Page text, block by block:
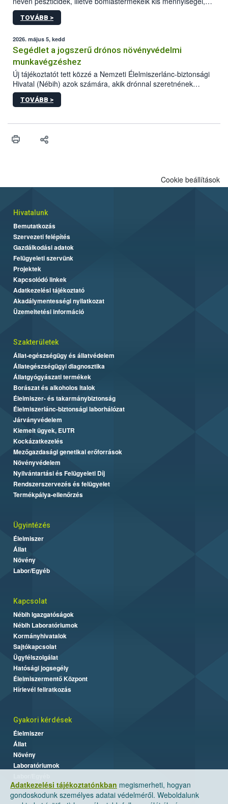
melyek a terményekben vagy azok felületén a betakarítást,
szüretelést, illetve tárolást követően is megmaradhatnak. Az
mennyiségének esetenként a kezelt terményeken is jelen kell
lennie. Nem minden élelmiszer tartalmaz szermaradékot.
Azokban az élelmiszerekben is, melyekben kimutathatóak,
általában csak nagyon kis mennyiségben vannak jelen, így nem
jelenthetnek kockázatot a fogyasztó egészségére nézve.
TOVÁBB >
2026. május 5, kedd
Segédlet a jogszerű drónos növényvédelmi
munkavégzéshez
Új tájékoztatót tett közzé a Nemzeti Élelmiszerlánc-biztonsági
Hivatal (Nébih) azok számára, akik drónnal szeretnének
növényvédelmi vagy tápanyag-gazdálkodási tevékenységet
végezni Magyarországon. Az összefoglaló részletesen
műszaki és hatósági feltételek.
TOVÁBB >
Adatkezelési tájékoztatónkban megismerheti, hogyan
gondoskodunk személyes adatai védelméről. Weboldalunk
Cookie beállítások
Hivatalunk
Bemutatkozás
Szervezeti felépítés
Gazdálkodási adatok
Felügyeleti szervünk
Projektek
Kapcsolódó linkek
Adatkezelési tájékoztató
Akadálymentességi nyilatkozat
Üzemeltetési információ
Szakterületek
Állat-egészségügy és állatvédelem
Állategészségügyi diagnosztika
Állatgyógyászati termékek
Borászat és alkoholos italok
Élelmiszer- és takarmánybiztonság
Élelmiszerlánc-biztonsági laborhálózat
Járványvédelem
Kiemelt ügyek, EUTR
Kockázatkezelés
Mezőgazdasági genetikai erőforrások
Növényvédelem
Nyilvántartási és Felügyeleti Díj
Rendszerszervezés és felügyelet
Termékpálya-ellenőrzés
Ügyintézés
Élelmiszer
Állat
Növény
Labor/Egyéb
Kapcsolat
Nébih Igazgatóságok
Nébih Laboratóriumok
Kormányhivatalok
Sajtókapcsolat
Ügyfélszolgálat
Hatósági jogsegély
Élelmiszermentő Központ
Hírlevél feliratkozás
Gyakori kérdések
Élelmiszer
Állat
Növény
Laboratóriumok